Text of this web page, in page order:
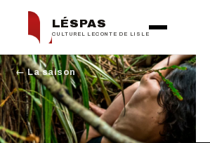
LÉSPAS
CULTUREL LECONTE DE LISLE
← La saison